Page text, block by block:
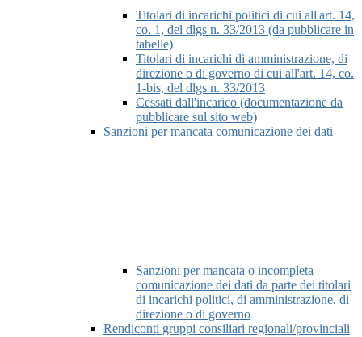
Titolari di incarichi politici di cui all'art. 14,
co. 1, del dlgs n. 33/2013 (da pubblicare in
tabelle)
Titolari di incarichi di amministrazione, di
direzione o di governo di cui all'art. 14, co.
1-bis, del dlgs n. 33/2013
Cessati dall'incarico (documentazione da
pubblicare sul sito web)
Sanzioni per mancata comunicazione dei dati
Sanzioni per mancata o incompleta
comunicazione dei dati da parte dei titolari
di incarichi politici, di amministrazione, di
direzione o di governo
Rendiconti gruppi consiliari regionali/provinciali